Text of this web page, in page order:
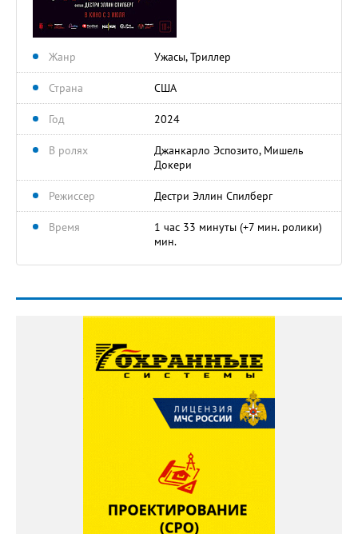
Жанр Ужасы, Триллер
Страна США
Год 2024
В ролях
Джанкарло Эспозито, Мишель
Докери
Режиссер Дестри Эллин Спилберг
Время
1 час 33 минуты (+7 мин. ролики)
мин.